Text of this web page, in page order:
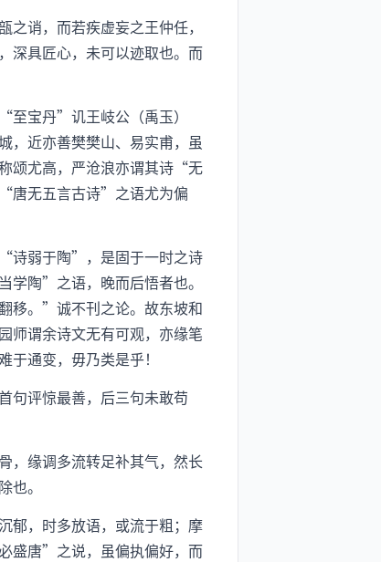
诮，而若疾虚妄之王仲任，
深具匠心，未可以迹取也。而
宝丹”讥王岐公（禹玉）
，近亦善樊樊山、易实甫，虽
颂尤高，严沧浪亦谓其诗“无
唐无五言古诗”之语尤为偏
“诗弱于陶”，是固于一时之诗
陶”之语，晚而后悟者也。
移。”诚不刊之论。故东坡和
谓余诗文无有可观，亦缘笔
通变，毋乃类是乎！
句评惊最善，后三句未敢苟
，缘调多流转足补其气，然长
。
郁，时多放语，或流于粗；摩
盛唐”之说，虽偏执偏好，而